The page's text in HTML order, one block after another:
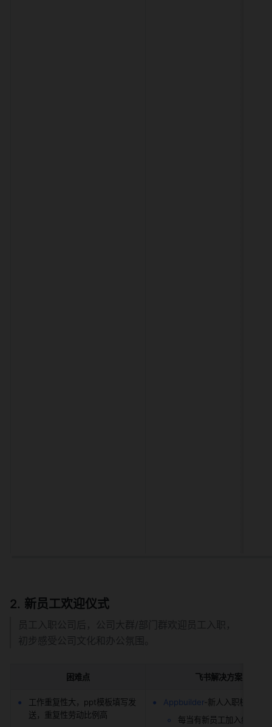
新员工欢迎仪式
员工入职公司后，公司大群/部门群欢迎员工入职，
初步感受公司文化和办公氛围。
困难点 飞书解决方案
工作重复性大，ppt模板填写发
送，重复性劳动比例高
Appbuilder -新人入职机器人
每当有新员工加入组织，